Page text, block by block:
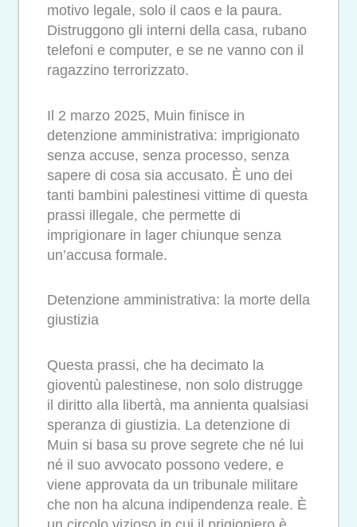
motivo legale, solo il caos e la paura.
Distruggono gli interni della casa, rubano
telefoni e computer, e se ne vanno con il
ragazzino terrorizzato.
Il 2 marzo 2025, Muin finisce in
detenzione amministrativa: imprigionato
senza accuse, senza processo, senza
sapere di cosa sia accusato. È uno dei
tanti bambini palestinesi vittime di questa
prassi illegale, che permette di
imprigionare in lager chiunque senza
un’accusa formale.
Detenzione amministrativa: la morte della
giustizia
Questa prassi, che ha decimato la
gioventù palestinese, non solo distrugge
il diritto alla libertà, ma annienta qualsiasi
speranza di giustizia. La detenzione di
Muin si basa su prove segrete che né lui
né il suo avvocato possono vedere, e
viene approvata da un tribunale militare
che non ha alcuna indipendenza reale. È